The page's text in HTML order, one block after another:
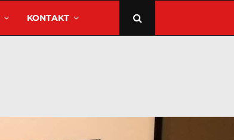
KONTAKT